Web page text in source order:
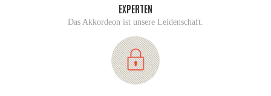
EXPERTEN
Das Akkordeon ist unsere Leidenschaft.